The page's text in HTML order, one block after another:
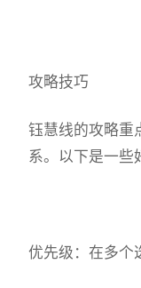
攻略技巧
钰慧线的攻略重
系。以下是一些
优先级：在多个